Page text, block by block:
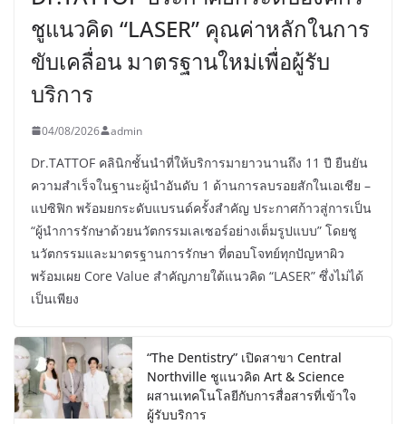
ชูแนวคิด “LASER” คุณค่าหลักในการ
ขับเคลื่อน มาตรฐานใหม่เพื่อผู้รับ
บริการ
04/08/2026 admin
Dr.TATTOF คลินิกชั้นนำที่ให้บริการมายาวนานถึง 11 ปี ยืนยัน
ความสำเร็จในฐานะผู้นำอันดับ 1 ด้านการลบรอยสักในเอเชีย –
แปซิฟิก พร้อมยกระดับแบรนด์ครั้งสำคัญ ประกาศก้าวสู่การเป็น
“ผู้นำการรักษาด้วยนวัตกรรมเลเซอร์อย่างเต็มรูปแบบ” โดยชู
นวัตกรรมและมาตรฐานการรักษา ที่ตอบโจทย์ทุกปัญหาผิว
พร้อมเผย Core Value สำคัญภายใต้แนวคิด “LASER” ซึ่งไม่ได้
เป็นเพียง
“The Dentistry” เปิดสาขา Central
Northville ชูแนวคิด Art & Science
ผสานเทคโนโลยีกับการสื่อสารที่เข้าใจ
ผู้รับบริการ